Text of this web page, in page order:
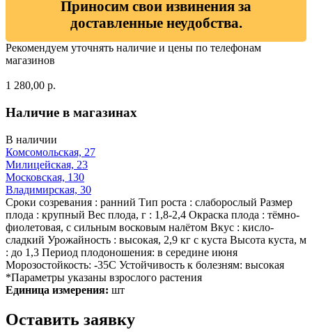
Приносим свои извинения за
доставленные неудобства.
Рекомендуем уточнять наличие и цены по телефонам
магазинов
1 280,00 р.
Наличие в магазинах
В наличии
Комсомольская, 27
Милицейская, 23
Московская, 130
Владимирская, 30
Сроки созревания : ранний Тип роста : слаборослый Размер
плода : крупный Вес плода, г : 1,8-2,4 Окраска плода : тёмно-
фиолетовая, с сильным восковым налётом Вкус : кисло-
сладкий Урожайность : высокая, 2,9 кг с куста Высота куста, м
: до 1,3 Период плодоношения: в середине июня
Морозостойкость: -35С Устойчивость к болезням: высокая
*Параметры указаны взрослого растения
Единица измерения: шт
Оставить заявку